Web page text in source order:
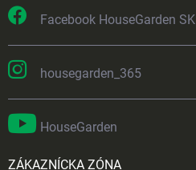
Facebook HouseGarden SK
housegarden_365
HouseGarden
ZÁKAZNÍCKA ZÓNA